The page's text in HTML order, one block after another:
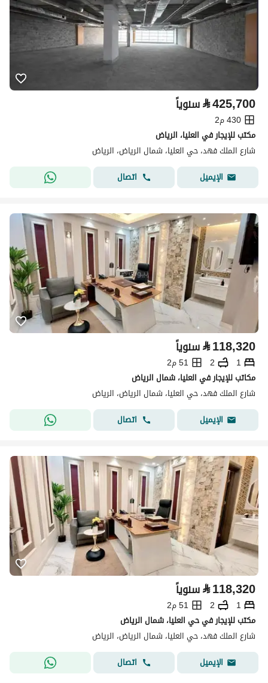
⃁425,700 سنوياً
430 م2
مكتب للإيجار في العليا، الرياض
شارع الملك فهد، حي العليا، شمال الرياض، الرياض
الإيميل
اتصال
⃁118,320 سنوياً
1
2
51 م2
مكاتب للإيجار في العليا، شمال الرياض
شارع الملك فهد، حي العليا، شمال الرياض، الرياض
الإيميل
اتصال
⃁118,320 سنوياً
1
2
51 م2
مكتب للإيجار في حي العليا، شمال الرياض
شارع الملك فهد، حي العليا، شمال الرياض، الرياض
الإيميل
اتصال